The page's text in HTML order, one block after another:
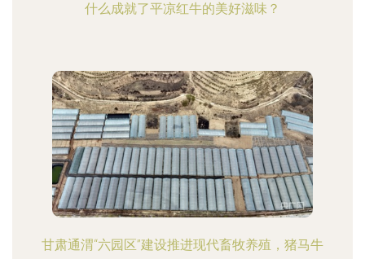
什么成就了平凉红牛的美好滋味？
甘肃通渭“六园区”建设推进现代畜牧养殖，猪马牛